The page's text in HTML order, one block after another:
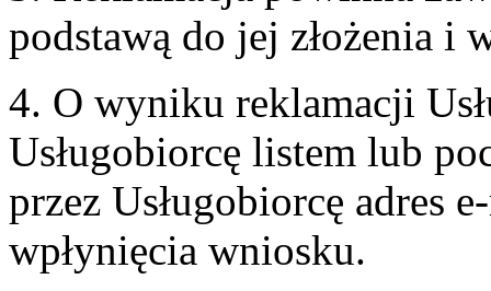
podstawą do jej złożenia i
4. O wyniku reklamacji
Usługobiorcę listem lub
przez Usługobiorcę adres
wpłynięcia wniosku.